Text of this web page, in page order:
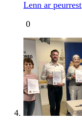
Lenn ar peurrest
0